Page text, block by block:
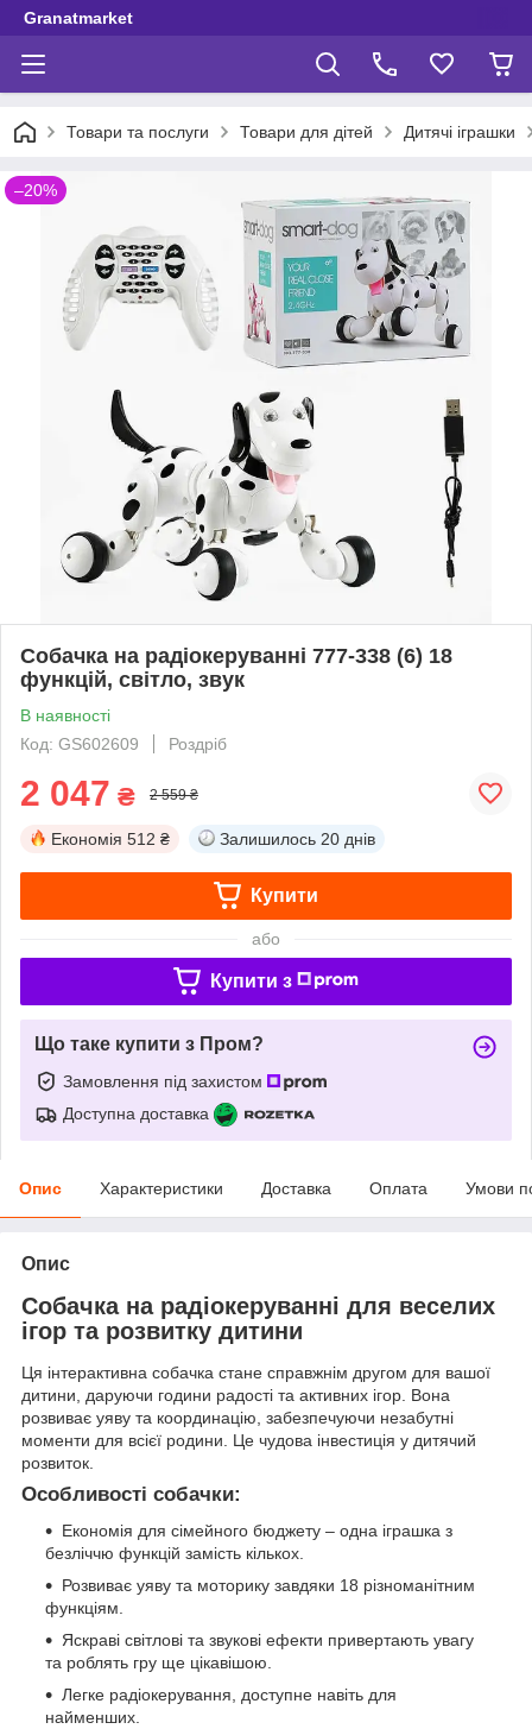
Granatmarket
Товари та послуги Товари для дітей Дитячі іграшки
–20%
Собачка на радіокеруванні 777-338 (6) 18
функцій, світло, звук
В наявності
Код: GS602609
Роздріб
2 047 ₴ 2 559 ₴
Економія 512 ₴ Залишилось 20 днів
Купити
або
Купити з
Що таке купити з Пром?
Замовлення під захистом
Доступна доставка
Опис Характеристики Доставка Оплата Умови
Опис
Собачка на радіокеруванні для веселих
ігор та розвитку дитини
Ця інтерактивна собачка стане справжнім другом для вашої
дитини, даруючи години радості та активних ігор. Вона
розвиває уяву та координацію, забезпечуючи незабутні
моменти для всієї родини. Це чудова інвестиція у дитячий
розвиток.
Особливості собачки:
Економія для сімейного бюджету – одна іграшка з
безліччю функцій замість кількох.
Розвиває уяву та моторику завдяки 18 різноманітним
функціям.
Яскраві світлові та звукові ефекти привертають увагу
та роблять гру ще цікавішою.
Легке радіокерування, доступне навіть для
найменших.